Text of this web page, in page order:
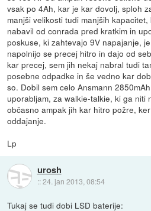
vsak po 4Ah, kar je kar dovolj, sploh
manjši velikosti tudi manjših
nabavil od conrada pred kratkim in
poskuse, ki zahtevajo 9V napajanje,
napolnijo se precej hitro in dajo od
kar precej, sem jih nekaj nabral tudi
posebne odpadke in še vedno kar
so. Dobil sem celo Ansmann
uporabljam, za walkie-talkie, ki ga niti
občasno ampak jih kar hitro požre,
oddajanje.
Lp
urosh
::24. jan 2013, 08:54
Tukaj se tudi dobi LSD baterije: